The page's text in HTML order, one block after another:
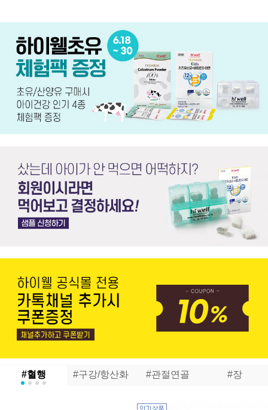
#혈행 #구강/항산화 #관절연골 #장